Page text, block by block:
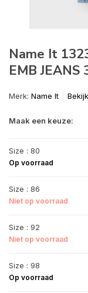
Name It
EMB JEANS
Merk: Name It
Maak een keuze:
Size : 80
Op voorraad
Size : 86
Niet op voorraad
Size : 92
Niet op voorraad
Size : 98
Op voorraad